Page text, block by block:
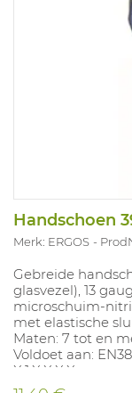
Handschoen
Merk: ERGOS
Gebreide
glasvezel), 13
microschuim-
met elastische
Maten: 7 tot en
Voldoet aan:
X.1.X.X.X.X